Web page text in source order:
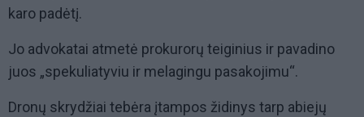
karo padėtį.
Jo advokatai atmetė prokurorų teiginius ir pavadino
juos „spekuliatyviu ir melagingu pasakojimu“.
Dronų skrydžiai tebėra įtampos židinys tarp abiejų